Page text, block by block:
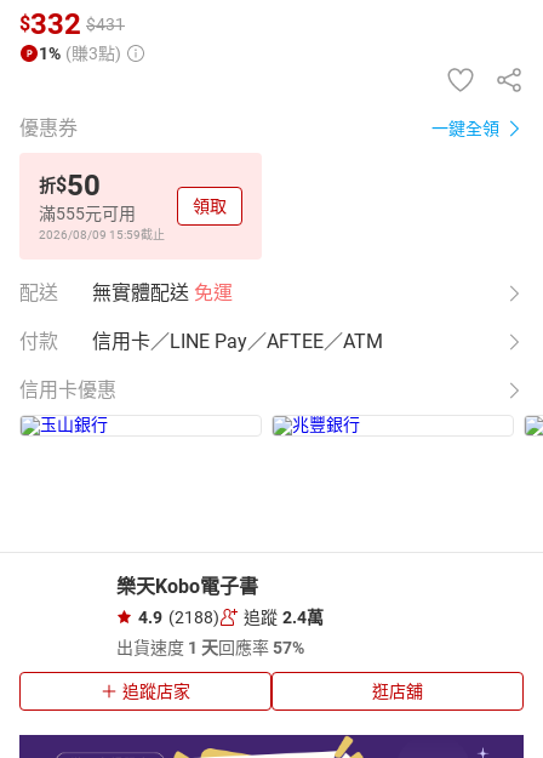
$332 $431
1% (賺3點)
優惠券 一鍵全領
折$50
滿555元可用
2026/08/09 15:59截止
領取
配送 無實體配送 免運
付款 信用卡／LINE Pay／AFTEE／ATM
信用卡優惠
樂天Kobo電子書
4.9 (2188) 追蹤 2.4萬
出貨速度 1 天回應率57%
追蹤店家 逛店舖